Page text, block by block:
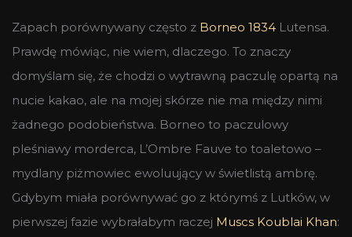
Zapach porównywany często z Borneo 1834 Lutensa.
Prawdę mówiąc, nie wiem, dlaczego. To znaczy
domyślam się, że chodzi o wytrawną paczulę opartą na
nucie kakao, ale na mojej skórze nie ma między nimi
żadnego podobieństwa. Borneo to paczulowy
pleśniawy morderca, L’Ombre Fauve to toaletowo –
mydlany piżmowiec ewoluujący w świetlistą ambrę.
Gdybym miała porównywać go z którymś z Lutków, w
pierwszej fazie wybrałabym raczej Muscs Koublai Khan: